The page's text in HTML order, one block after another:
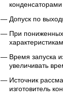
Допуск по
При пониженных
характеристикам.
Время запуска
увеличивать
Источник
изготовитель